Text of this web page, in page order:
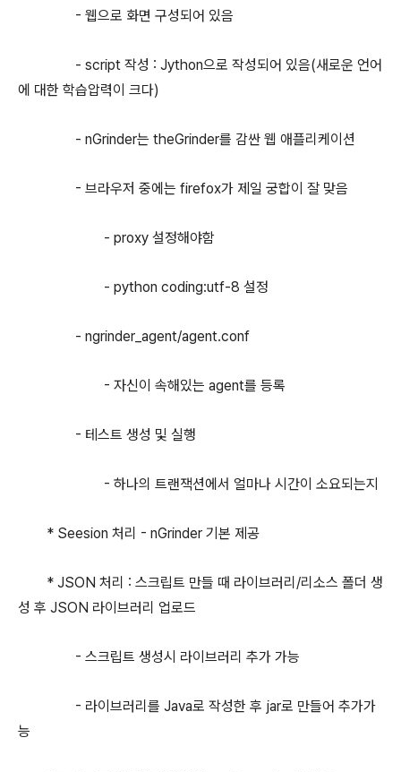
- 웹으로 화면 구성되어 있음
- script 작성 : Jython으로 작성되어 있음(새로운 언어
에 대한 학습압력이 크다)
- nGrinder는 theGrinder를 감싼 웹 애플리케이션
- 브라우저 중에는 firefox가 제일 궁합이 잘 맞음
- proxy 설정해야함
- python coding:utf-8 설정
- ngrinder_agent/agent.conf
- 자신이 속해있는 agent를 등록
- 테스트 생성 및 실행
- 하나의 트랜잭션에서 얼마나 시간이 소요되는지
* Seesion 처리 - nGrinder 기본 제공
* JSON 처리 : 스크립트 만들 때 라이브러리/리소스 폴더 생
성 후 JSON 라이브러리 업로드
- 스크립트 생성시 라이브러리 추가 가능
- 라이브러리를 Java로 작성한 후 jar로 만들어 추가가
능